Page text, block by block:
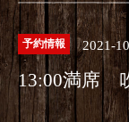
予約情報 2021-
13:00満席